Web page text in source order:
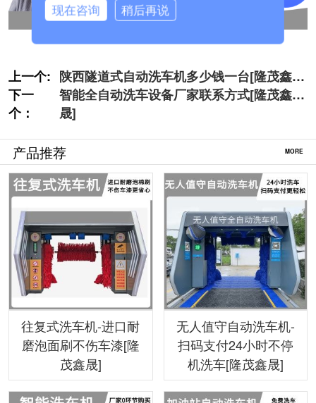
上一个: 陕西隧道式自动洗车机多少钱一台[隆茂鑫
晟]
下一
个：
智能全自动洗车设备厂家联系方式[隆茂鑫
晟]
产品推荐 MORE
往复式洗车机-进口耐
磨泡面刷不伤车漆[隆
茂鑫晟]
无人值守自动洗车机-
扫码支付24小时不停
机洗车[隆茂鑫晟]
现在咨询 稍后再说